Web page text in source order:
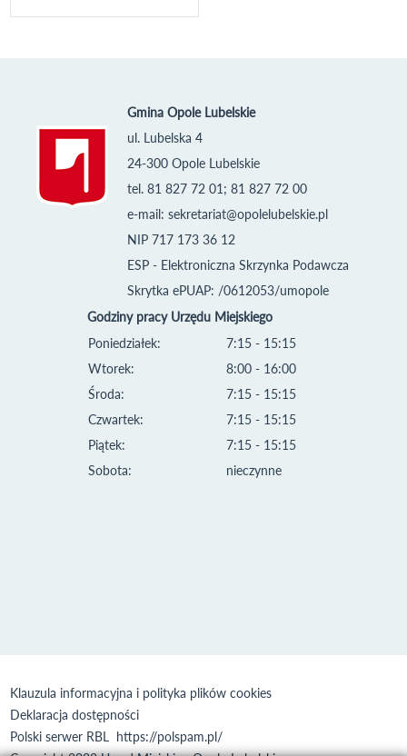
Gmina Opole Lubelskie
ul. Lubelska 4
24-300 Opole Lubelskie
tel. 81 827 72 01; 81 827 72 00
e-mail: sekretariat@opolelubelskie.pl
NIP 717 173 36 12
ESP - Elektroniczna Skrzynka Podawcza
Skrytka ePUAP: /0612053/umopole
Godziny pracy Urzędu Miejskiego
Poniedziałek:
Wtorek:
Środa:
Czwartek:
Piątek:
Sobota:
7:15 - 15:15
8:00 - 16:00
7:15 - 15:15
7:15 - 15:15
7:15 - 15:15
nieczynne
Klauzula informacyjna i polityka plików cookies
Deklaracja dostępności
Polski serwer RBL https://polspam.pl/